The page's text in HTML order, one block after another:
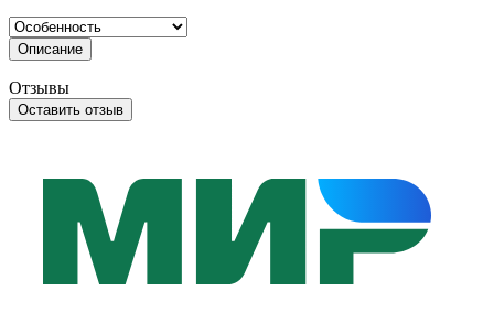
Описание
Отзывы
Оставить отзыв